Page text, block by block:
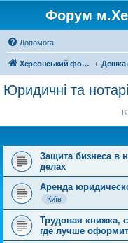
Форум
Допомога
Херсонський форум Дошка
Юридичні та
Защита бизнеса в
делах
Аренда
Київ
Трудовая книжка,
где лучше